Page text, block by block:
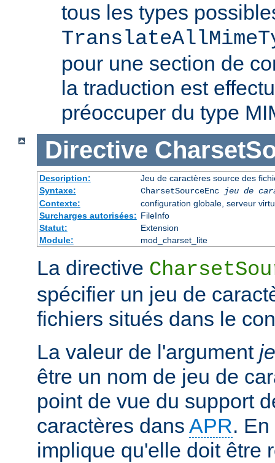
tous les types
pour une section de
la traduction est
préoccuper du type
Directive
Description:
Jeu de caractères source des
Syntaxe:
CharsetSourceEnc
jeu de
Contexte:
configuration globale, serveur
Surcharges autorisées: FileInfo
Statut:
Extension
Module:
mod_charset_lite
La directive
spécifier un jeu de
fichiers situés dans le
La valeur de l'argument
être un nom de jeu de
point de vue du support
caractères dans APR.
implique qu'elle doit être